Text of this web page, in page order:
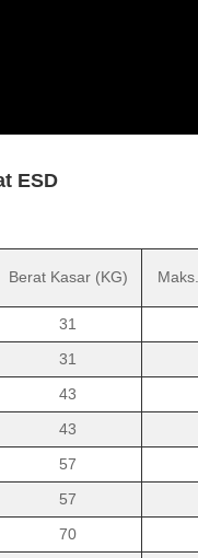
ESD
Berat Kasar (KG)
31
31
43
43
57
57
70